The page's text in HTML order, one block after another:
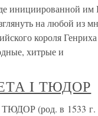
инициированной
на любой из
короля
хитрые и
I ТЮДОР
(род. в 1533 г.